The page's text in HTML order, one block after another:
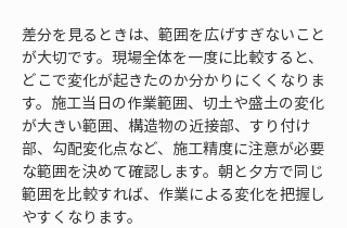
差分を見るときは、範囲を広げすぎないこと
が大切です。現場全体を一度に比較すると、
どこで変化が起きたのか分かりにくくなりま
す。施工当日の作業範囲、切土や盛土の変化
が大きい範囲、構造物の近接部、すり付け
部、勾配変化点など、施工精度に注意が必要
な範囲を決めて確認します。朝と夕方で同じ
範囲を比較すれば、作業による変化を把握し
やすくなります。